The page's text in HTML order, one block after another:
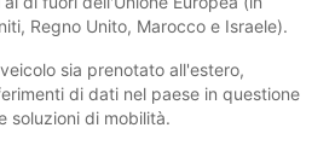
Regno Unito, Marocco e Israele).
sia prenotato all'estero,
di dati nel paese in questione
soluzioni di mobilità.